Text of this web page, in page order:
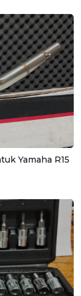
Yamaha R15